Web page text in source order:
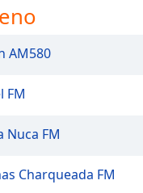
AM580
FM
Nuca FM
Charqueada FM